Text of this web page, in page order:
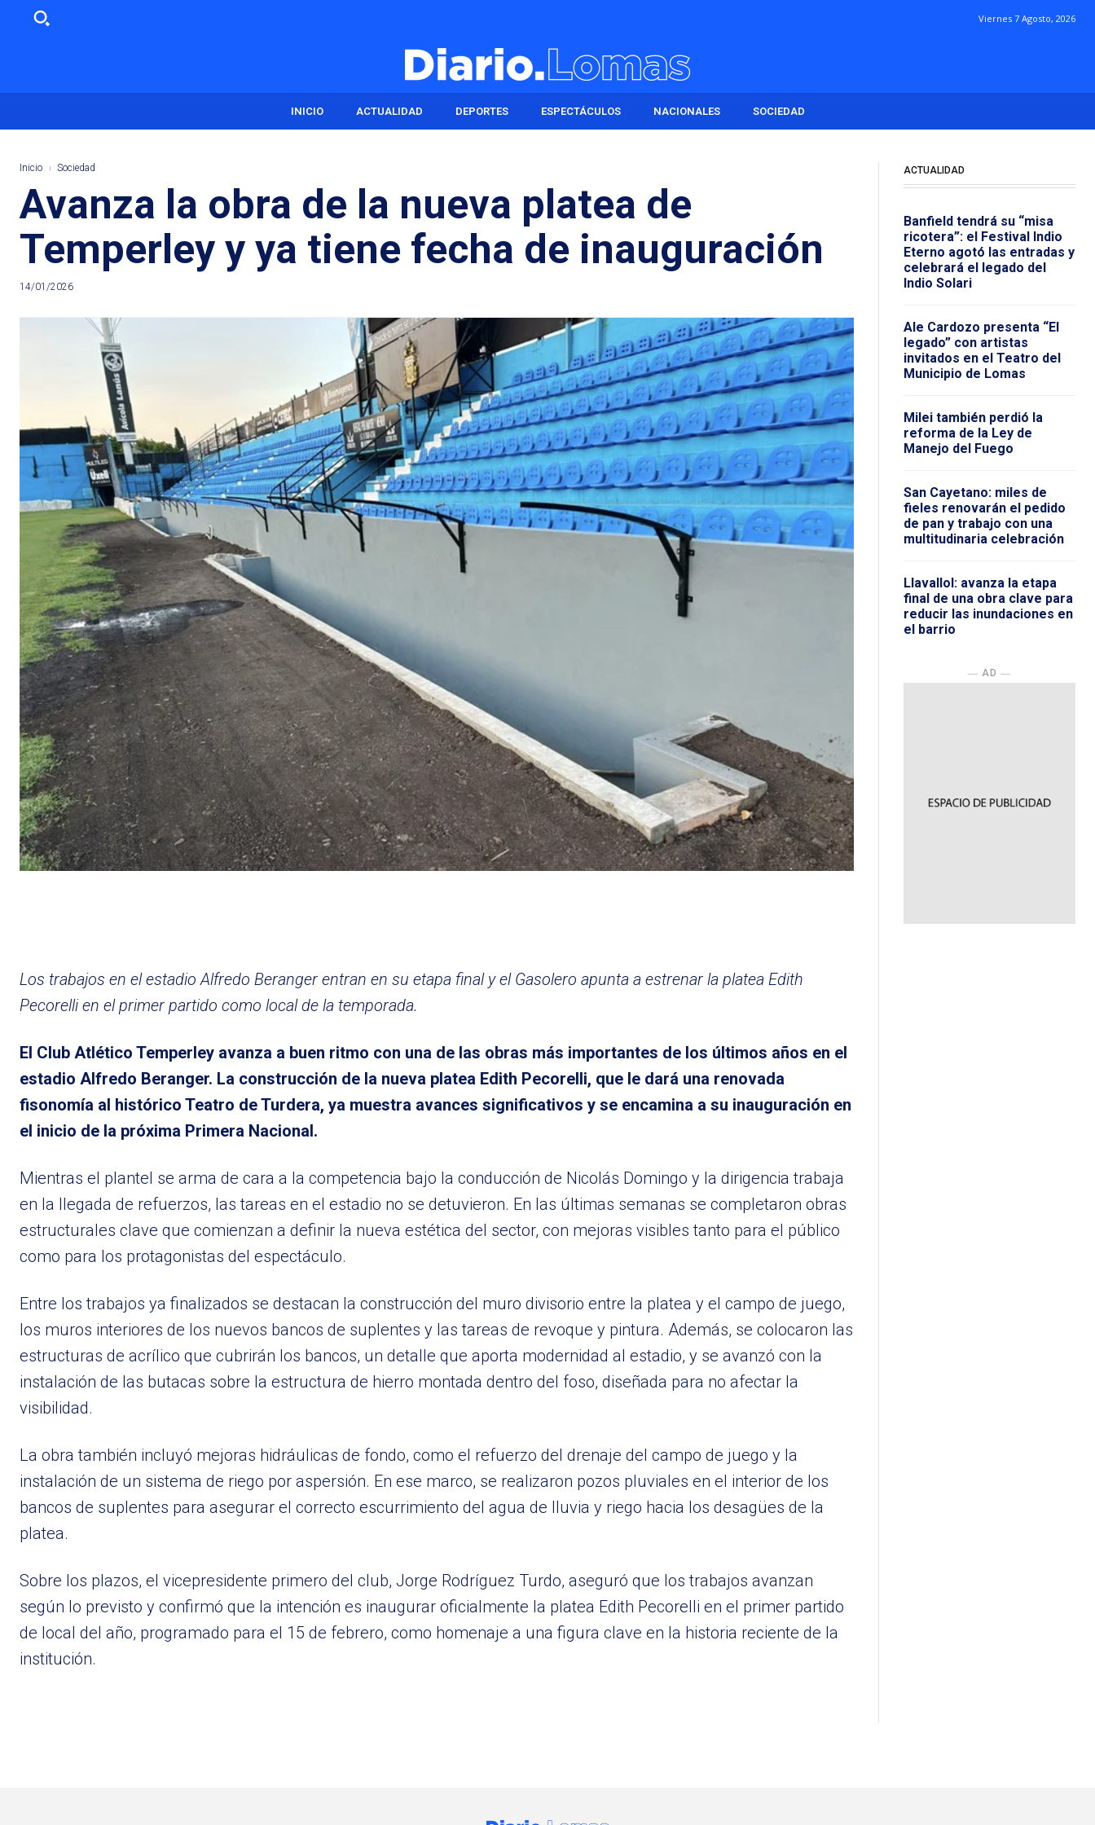
Viernes 7 Agosto, 2026
INICIO ACTUALIDAD DEPORTES ESPECTÁCULOS NACIONALES SOCIEDAD
Inicio Sociedad
Avanza la obra de la nueva platea de
Temperley y ya tiene fecha de inauguración
14/01/2026
Los trabajos en el estadio Alfredo Beranger entran en su etapa final y el Gasolero apunta a estrenar la platea Edith
Pecorelli en el primer partido como local de la temporada.
El Club Atlético Temperley avanza a buen ritmo con una de las obras más importantes de los últimos años en el
estadio Alfredo Beranger. La construcción de la nueva platea Edith Pecorelli, que le dará una renovada
fisonomía al histórico Teatro de Turdera, ya muestra avances significativos y se encamina a su inauguración en
el inicio de la próxima Primera Nacional.
Mientras el plantel se arma de cara a la competencia bajo la conducción de Nicolás Domingo y la dirigencia trabaja
en la llegada de refuerzos, las tareas en el estadio no se detuvieron. En las últimas semanas se completaron obras
estructurales clave que comienzan a definir la nueva estética del sector, con mejoras visibles tanto para el público
como para los protagonistas del espectáculo.
Entre los trabajos ya finalizados se destacan la construcción del muro divisorio entre la platea y el campo de juego,
los muros interiores de los nuevos bancos de suplentes y las tareas de revoque y pintura. Además, se colocaron las
estructuras de acrílico que cubrirán los bancos, un detalle que aporta modernidad al estadio, y se avanzó con la
instalación de las butacas sobre la estructura de hierro montada dentro del foso, diseñada para no afectar la
visibilidad.
La obra también incluyó mejoras hidráulicas de fondo, como el refuerzo del drenaje del campo de juego y la
instalación de un sistema de riego por aspersión. En ese marco, se realizaron pozos pluviales en el interior de los
bancos de suplentes para asegurar el correcto escurrimiento del agua de lluvia y riego hacia los desagües de la
platea.
Sobre los plazos, el vicepresidente primero del club, Jorge Rodríguez Turdo, aseguró que los trabajos avanzan
según lo previsto y confirmó que la intención es inaugurar oficialmente la platea Edith Pecorelli en el primer partido
de local del año, programado para el 15 de febrero, como homenaje a una figura clave en la historia reciente de la
institución.
ACTUALIDAD
Banfield tendrá su “misa
ricotera”: el Festival Indio
Eterno agotó las entradas y
celebrará el legado del
Indio Solari
Ale Cardozo presenta “El
legado” con artistas
invitados en el Teatro del
Municipio de Lomas
Milei también perdió la
reforma de la Ley de
Manejo del Fuego
San Cayetano: miles de
fieles renovarán el pedido
de pan y trabajo con una
multitudinaria celebración
Llavallol: avanza la etapa
final de una obra clave para
reducir las inundaciones en
el barrio
― AD ―